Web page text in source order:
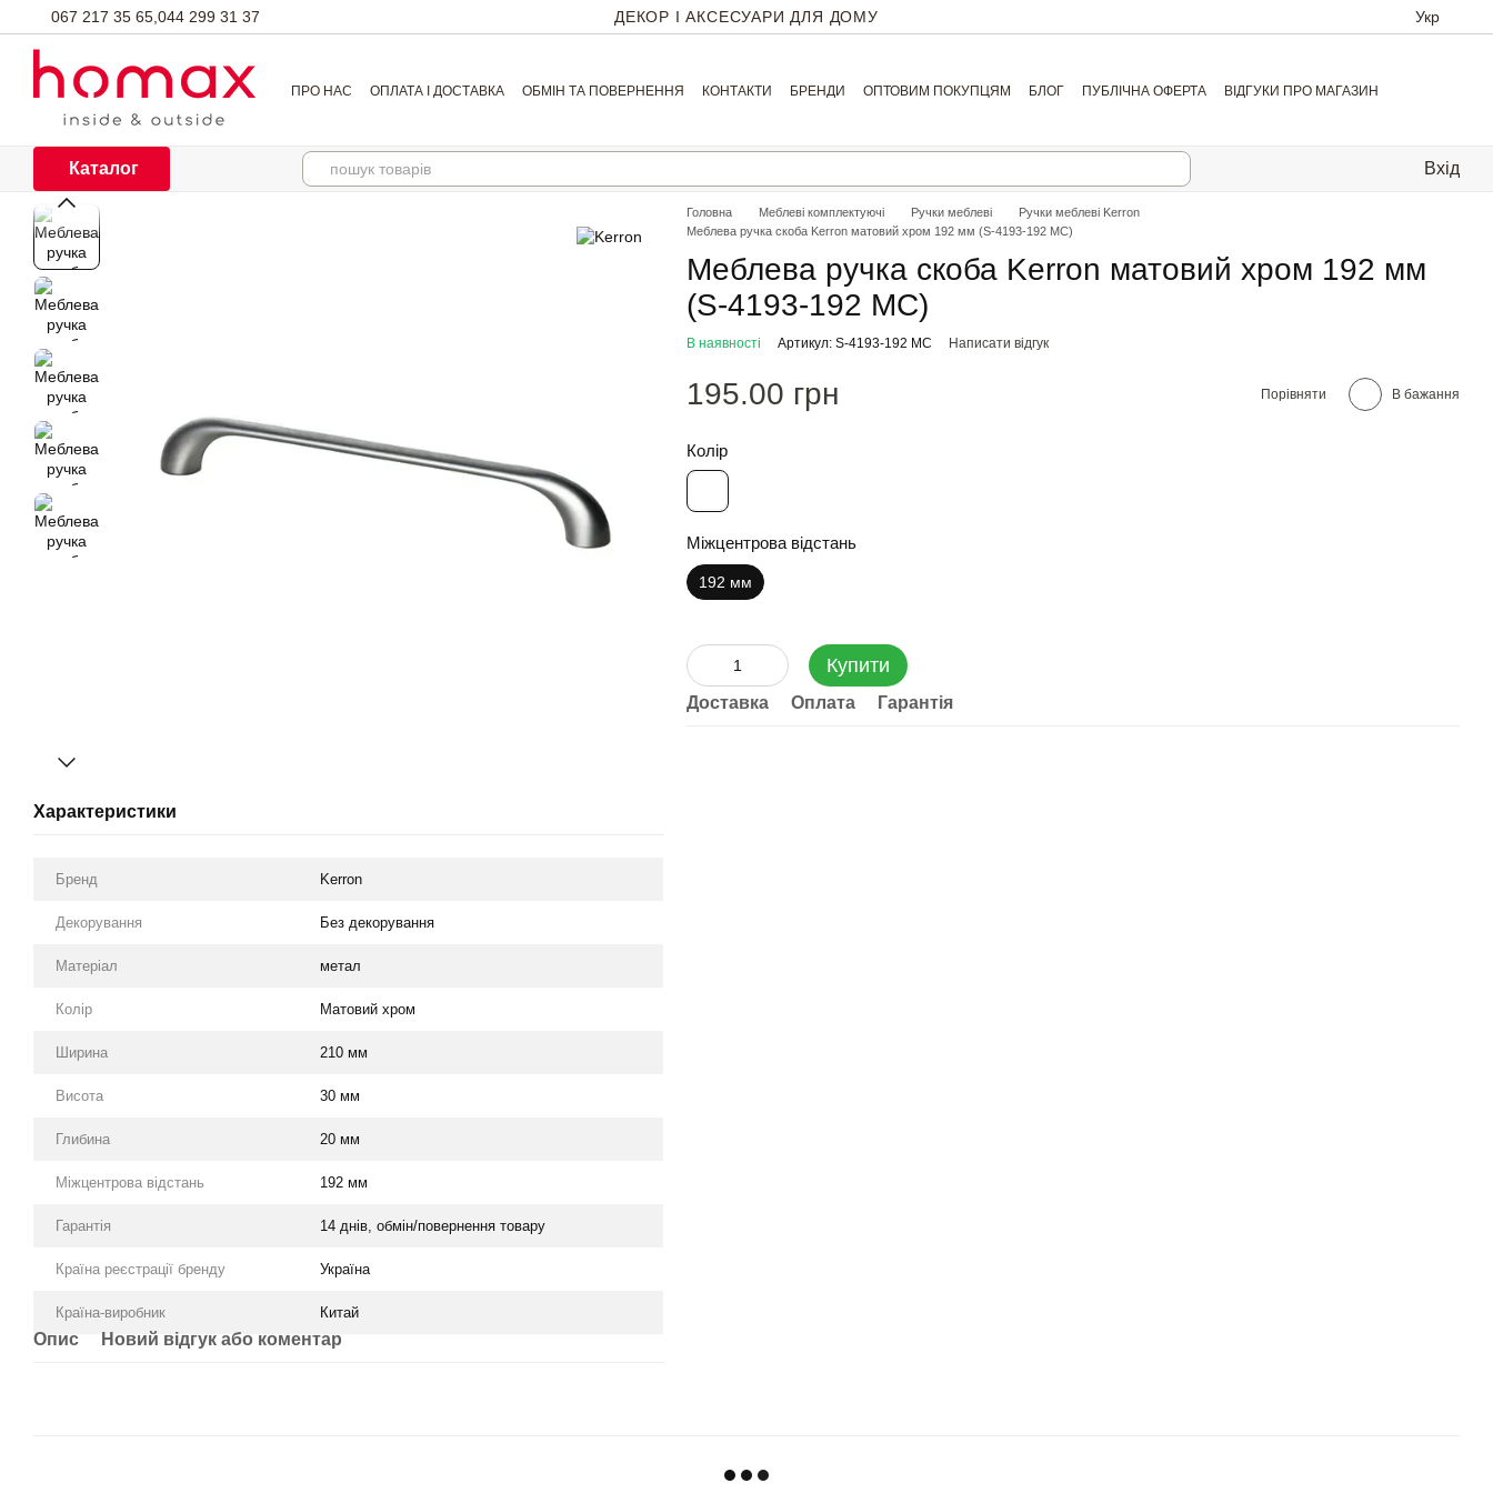
Перейти до основного контенту
067 217 35 65, 044 299 31 37 ДЕКОР І АКСЕСУАРИ ДЛЯ ДОМУ Укр
ПРО НАС ОПЛАТА І ДОСТАВКА ОБМІН ТА ПОВЕРНЕННЯ КОНТАКТИ БРЕНДИ ОПТОВИМ ПОКУПЦЯМ БЛОГ ПУБЛІЧНА ОФЕРТА ВІДГУКИ ПРО МАГАЗИН
Каталог Вхід
Характеристики
Бренд Kerron
Декорування Без декорування
Матеріал метал
Колір Матовий хром
Ширина 210 мм
Висота 30 мм
Глибина 20 мм
Міжцентрова відстань 192 мм
Гарантія 14 днів, обмін/повернення товару
Країна реєстрації бренду Україна
Країна-виробник Китай
Опис Новий відгук або коментар
Головна Меблеві комплектуючі Ручки меблеві
Ручки меблеві Kerron
Меблева ручка скоба Kerron матовий хром 192 мм (S-4193-192 MC)
Меблева ручка скоба Kerron матовий хром 192 мм
(S-4193-192 MC)
В наявності Артикул: S-4193-192 MC Написати відгук
195.00 грн Порівняти В бажання
Колір
Міжцентрова відстань
192 мм
Купити
Доставка Оплата Гарантія